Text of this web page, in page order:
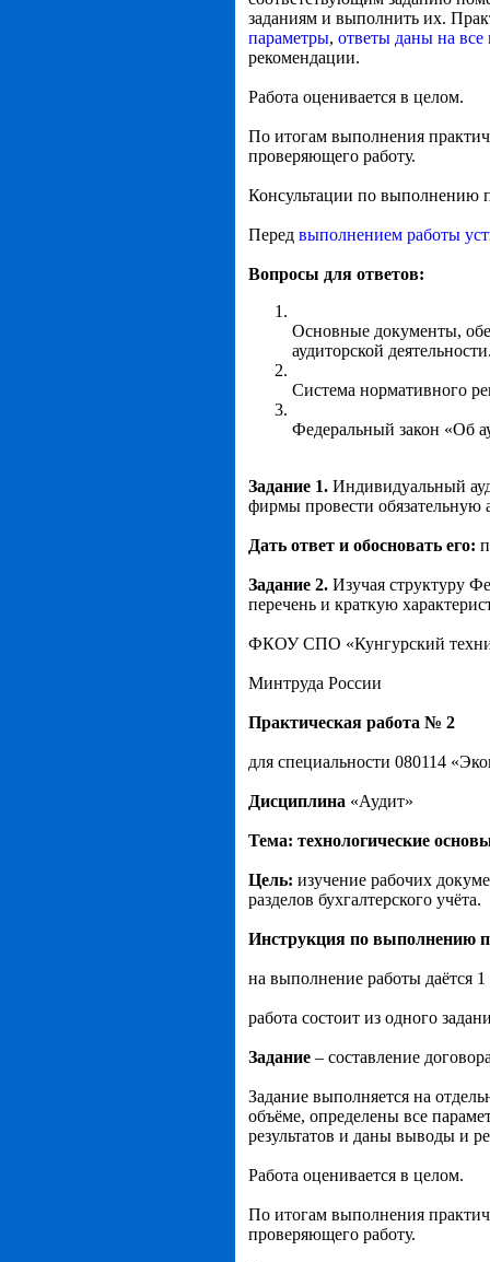
заданиям и выполнить их.
параметры, ответы даны на все
рекомендации.
Работа оценивается в целом.
По итогам выполнения
проверяющего работу.
Консультации по выполнению
Перед выполнением работы
Вопросы для ответов:
Основные документы,
аудиторской
Система нормативного
Федеральный закон «Об
Задание 1. Индивидуальный
фирмы провести обязательную
Дать ответ и обосновать его:
Задание 2. Изучая структуру
перечень и краткую
ФКОУ СПО «Кунгурский
Минтруда России
Практическая работа № 2
для специальности 080114
Дисциплина «Аудит»
Тема: технологические
Цель: изучение рабочих
разделов бухгалтерского учёта.
Инструкция по выполнению
на выполнение работы даётся 1
работа состоит из одного
Задание – составление
Задание выполняется на
объёме, определены все
результатов и даны выводы и
Работа оценивается в целом.
По итогам выполнения
проверяющего работу.